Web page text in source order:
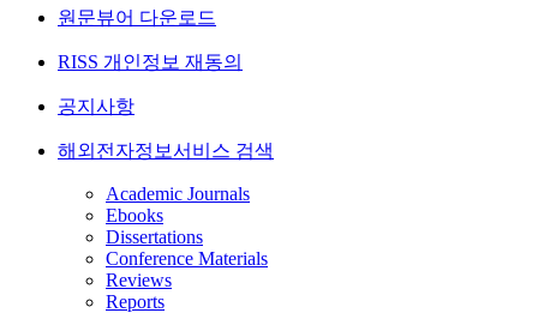
원문뷰어 다운로드
RISS 개인정보 재동의
공지사항
해외전자정보서비스 검색
Academic Journals
Ebooks
Dissertations
Conference Materials
Reviews
Reports